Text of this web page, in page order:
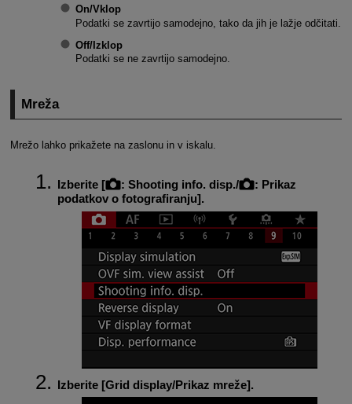
On/Vklop
Podatki se zavrtijo samodejno, tako da jih je lažje odčitati.
Off/Izklop
Podatki se ne zavrtijo samodejno.
Mreža
Mrežo lahko prikažete na zaslonu in v iskalu.
Izberite [ : Shooting info. disp./ : Prikaz
podatkov o fotografiranju].
Izberite [Grid display/Prikaz mreže].